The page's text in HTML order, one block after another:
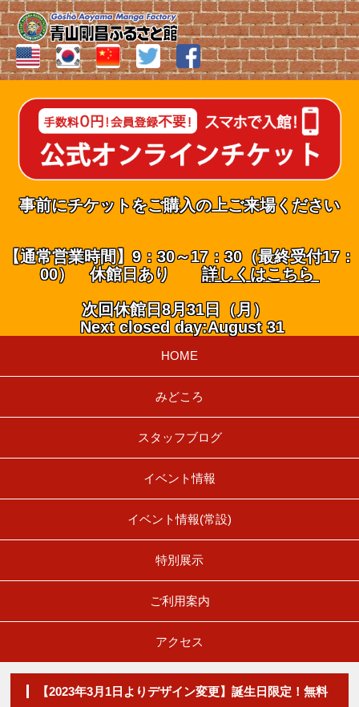
事前にチケットをご購入の上ご来場ください
【通常営業時間】9：30～17：30（最終受付17：
00） 休館日あり詳しくはこちら
次回休館日8月31日（月）
Next closed day:August 31
HOME
みどころ
スタッフブログ
イベント情報
イベント情報(常設)
特別展示
ご利用案内
アクセス
【2023年3月1日よりデザイン変更】誕生日限定！無料